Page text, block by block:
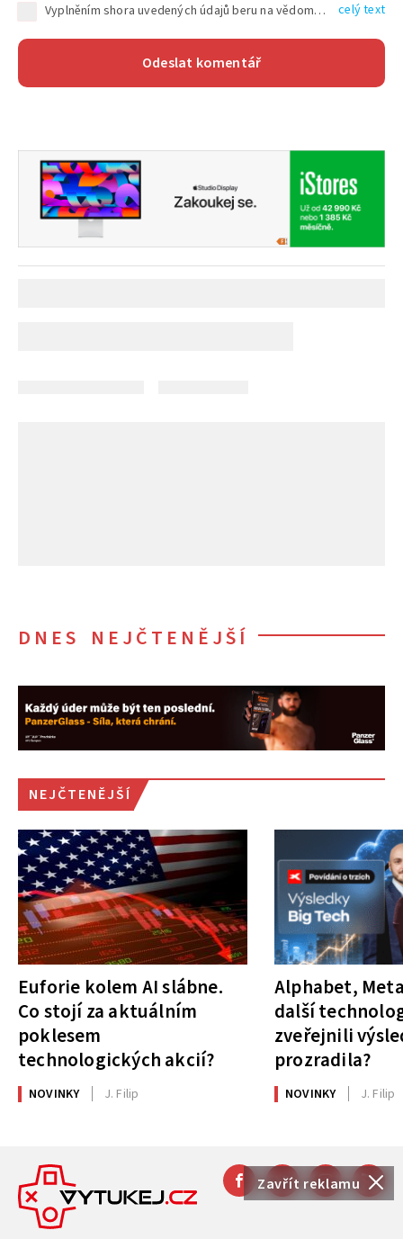
Zavřít reklamu
Vyplněním shora uvedených údajů beru na vědomí, že společnost TEXT FACTORY s.r.o., sídlem Brno, Durďákova 336/29, Černá Pole, PSČ: 613 00, IČ: 06157831, zapsané u Krajského soudu v Brně, oddíl C, vložka 100399, bude zpracovávat mé osobní údaje uvedené v rámci mnou vyplněného registračního formuláře na základě oprávněných zájmů TEXT FACTORY s.r.o. dle čl. 6 odst. 1 písm. f) GDPR a pro splnění právních povinností (čl. 6 odst. 1 písm. c) GDPR), a to pro tyto účely: nezbytnost zajistit oprávnění návštěvníka webových stránek provozovaných společností TEXT FACTORY s.r.o. přispívat aktivně ke zveřejněným článkům nebo v rámci diskusních fór a výkon práv TEXT FACTORY s.r.o. jako administrátora těchto diskusních fór. Více informací o zpracování osobních údajů a právech lze nalézt v celý text
DNES NEJČTENĚJŠÍ
NEJČTENĚJŠÍ
Euforie kolem AI slábne.
Co stojí za aktuálním
poklesem
technologických akcií?
NOVINKY J. Filip
Alphabet,
další
zveřejnili
prozradila?
NOVINKY J. Filip